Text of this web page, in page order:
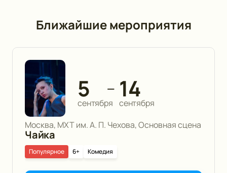
Ближайшие мероприятия
5
сентября
— 14
сентября
Москва, МХТ им. А. П. Чехова, Основная сцена
Чайка
6+ Комедия
Популярное